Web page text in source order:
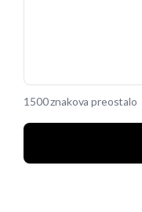
1500 znakova preostalo